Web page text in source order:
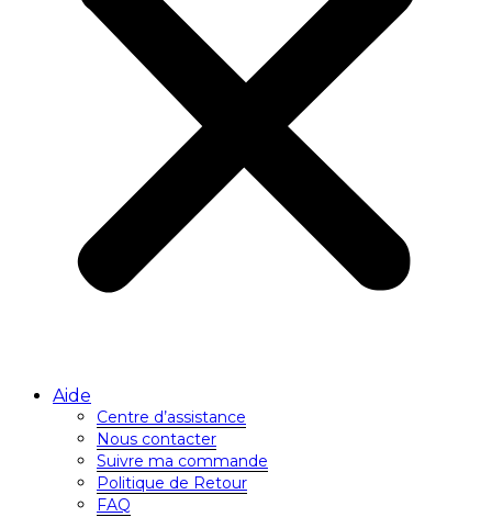
Aide
Centre d’assistance
Nous contacter
Suivre ma commande
Politique de Retour
FAQ